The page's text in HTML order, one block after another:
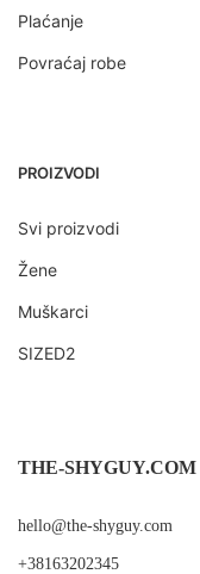
Plaćanje
Povraćaj robe
PROIZVODI
Svi proizvodi
Žene
Muškarci
SIZED2
THE-SHYGUY.COM
hello@the-shyguy.com
+38163202345